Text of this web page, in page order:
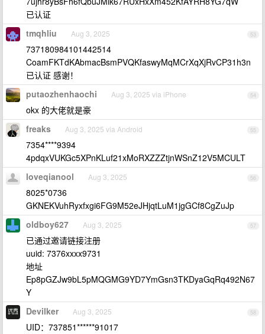
已认证
53
tmqhliu Aug 3, 2025
737180984101442514
CoamFKTdKAbmacBsmPVQKfaswyMqMCrXqXjRvCP31h3n
已认证 感谢！
54
putaozhenhaochi Aug 3, 2025 via iPhone
okx 的大佬就是豪
55
freaks Aug 3, 2025 via Android
7354****9394
4pdqxVUKGc5XPnKLuf21xMoRXZZZtjnWSnZ12V5MCULT
56
loveqianool Aug 3, 2025
8025*0736
GKNEKVuhRyxfxgi6FG9M52eJHjqtLuM1jgGCf8CgZuJp
57
oldboy627 Aug 3, 2025
已通过邀请链接注册
uuid: 7376xxxx9731
地址
Ep8pGZJw9bL5pMQGMG9YD7YmGsn3TKDyaGqRq492N67
Y
58
Devilker Aug 3, 2025
UID：737851******91017